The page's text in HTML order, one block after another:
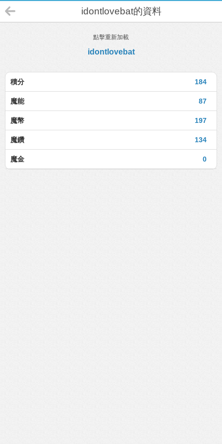
idontlovebat的資料
點擊重新加載
idontlovebat
184
積分
87
魔能
197
魔幣
134
魔鑽
0
魔金